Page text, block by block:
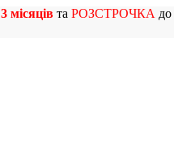
3 місяцівта РОЗСТРОЧКА до